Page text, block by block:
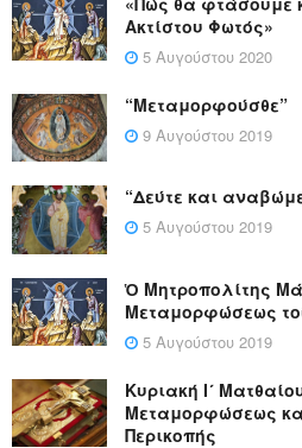
Ακτίστου Φωτός»
5 Αυγούστου 2020
“Μεταμορφούσθε”
9 Αυγούστου 2019
“Δεύτε και
5 Αυγούστου 2019
Ὁ Μητροπολίτης
Μεταμορφώσεως
5 Αυγούστου 2019
Κυριακή Ι´
Μεταμορφώσεως
Περικοπής